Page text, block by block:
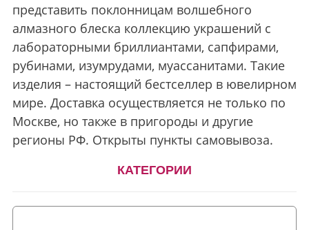
представить поклонницам волшебного
алмазного блеска коллекцию украшений с
лабораторными бриллиантами, сапфирами,
рубинами, изумрудами, муассанитами. Такие
изделия – настоящий бестселлер в ювелирном
мире. Доставка осуществляется не только по
Москве, но также в пригороды и другие
регионы РФ. Открыты пункты самовывоза.
КАТЕГОРИИ